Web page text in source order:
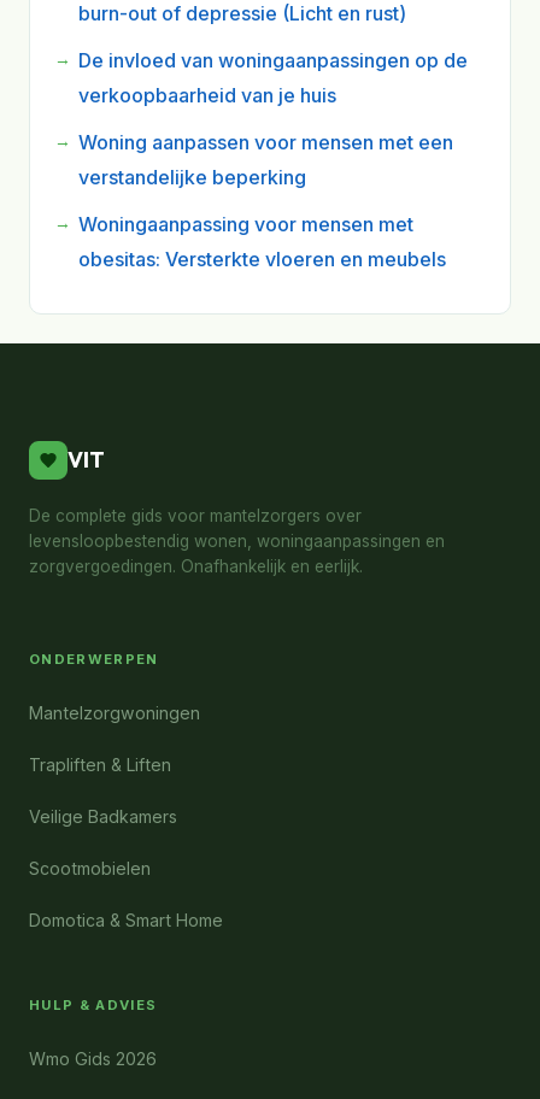
burn-out of depressie (Licht en rust)
De invloed van woningaanpassingen op de
verkoopbaarheid van je huis
Woning aanpassen voor mensen met een
verstandelijke beperking
Woningaanpassing voor mensen met
obesitas: Versterkte vloeren en meubels
VIT
De complete gids voor mantelzorgers over
levensloopbestendig wonen, woningaanpassingen en
zorgvergoedingen. Onafhankelijk en eerlijk.
ONDERWERPEN
Mantelzorgwoningen
Trapliften & Liften
Veilige Badkamers
Scootmobielen
Domotica & Smart Home
HULP & ADVIES
Wmo Gids 2026